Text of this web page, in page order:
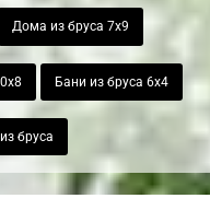
Дома из бруса 7х9
Бани из бруса 6х4
бруса